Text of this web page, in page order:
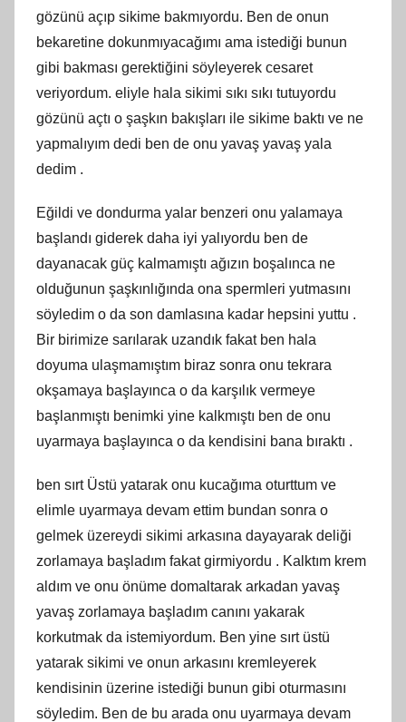
gözünü açıp sikime bakmıyordu. Ben de onun
bekaretine dokunmıyacağımı ama istediği bunun
gibi bakması gerektiğini söyleyerek cesaret
veriyordum. eliyle hala sikimi sıkı sıkı tutuyordu
gözünü açtı o şaşkın bakışları ile sikime baktı ve ne
yapmalıyım dedi ben de onu yavaş yavaş yala
dedim .
Eğildi ve dondurma yalar benzeri onu yalamaya
başlandı giderek daha iyi yalıyordu ben de
dayanacak güç kalmamıştı ağızın boşalınca ne
olduğunun şaşkınlığında ona spermleri yutmasını
söyledim o da son damlasına kadar hepsini yuttu .
Bir birimize sarılarak uzandık fakat ben hala
doyuma ulaşmamıştım biraz sonra onu tekrara
okşamaya başlayınca o da karşılık vermeye
başlanmıştı benimki yine kalkmıştı ben de onu
uyarmaya başlayınca o da kendisini bana bıraktı .
ben sırt Üstü yatarak onu kucağıma oturttum ve
elimle uyarmaya devam ettim bundan sonra o
gelmek üzereydi sikimi arkasına dayayarak deliği
zorlamaya başladım fakat girmiyordu . Kalktım krem
aldım ve onu önüme domaltarak arkadan yavaş
yavaş zorlamaya başladım canını yakarak
korkutmak da istemiyordum. Ben yine sırt üstü
yatarak sikimi ve onun arkasını kremleyerek
kendisinin üzerine istediği bunun gibi oturmasını
söyledim. Ben de bu arada onu uyarmaya devam